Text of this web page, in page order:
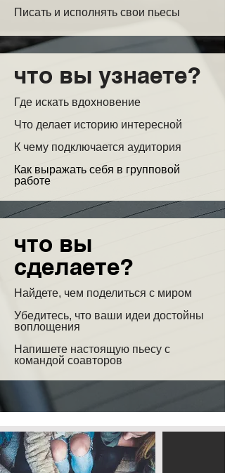
Писать и исполнять свои пьесы
что вы узнаете?
Где искать вдохновение
Что делает историю интересной
К чему подключается аудитория
Как выражать себя в групповой
работе
​что вы
сделаете?
Найдете, чем поделиться с миром
​Убедитесь, что ваши идеи достойны
воплощения
Напишете настоящую пьесу с
командой соавторов